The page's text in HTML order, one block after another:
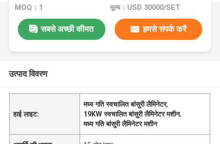
MOQ：1 मूल्य：USD 30000/SET
सबसे अच्छी कीमत हमसे संपर्क करें
उत्पाद विवरण
हाई लाइट:
मध्य गति स्वचालित बांसुरी लैमिनेटर,
19KW स्वचालित बांसुरी लैमिनेटर मशीन,
मध्य गति बांसुरी लैमिनेटर मशीन